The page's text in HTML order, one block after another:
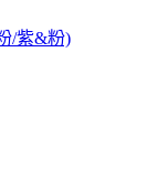
/紫&粉)